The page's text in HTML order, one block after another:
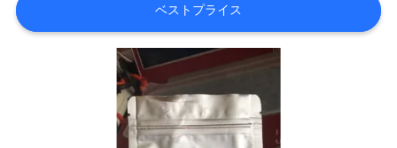
質
ベストプライス